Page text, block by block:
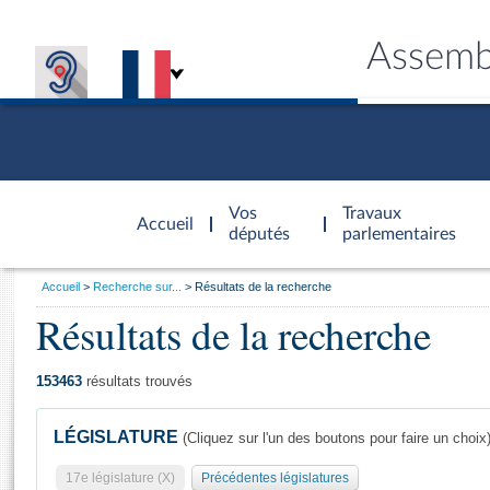
Accueil
d'accueil
Vos
députés
Travaux
parlementaires
Général
Vous
Accueil Recherche sur... Résultats de la recherche
Résultats de la recherche
153463 résultats trouvés
LÉGISLATURE (Cliquez sur l'un des boutons pour faire un choix)
17e législature (X) Précédentes législatures